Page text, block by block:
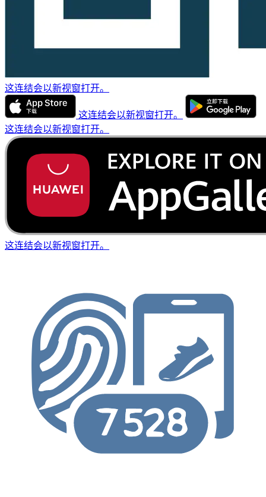
这连结会以新视窗打开。
这连结会以新视窗打开。
这连结会以新视窗打开。
这连结会以新视窗打开。